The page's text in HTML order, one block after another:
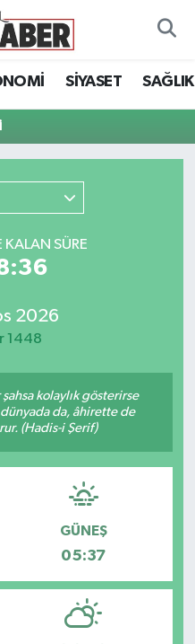
SİYASET SAĞLIK
SÜRE
2026
1448
kolaylık gösterirse
da, âhirette de
(Hadis-i Şerif)
GÜNEŞ
05:37
ve Fikstür